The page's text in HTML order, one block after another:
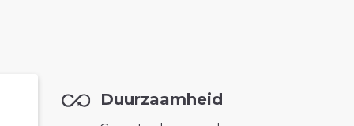
Duurzaamheid